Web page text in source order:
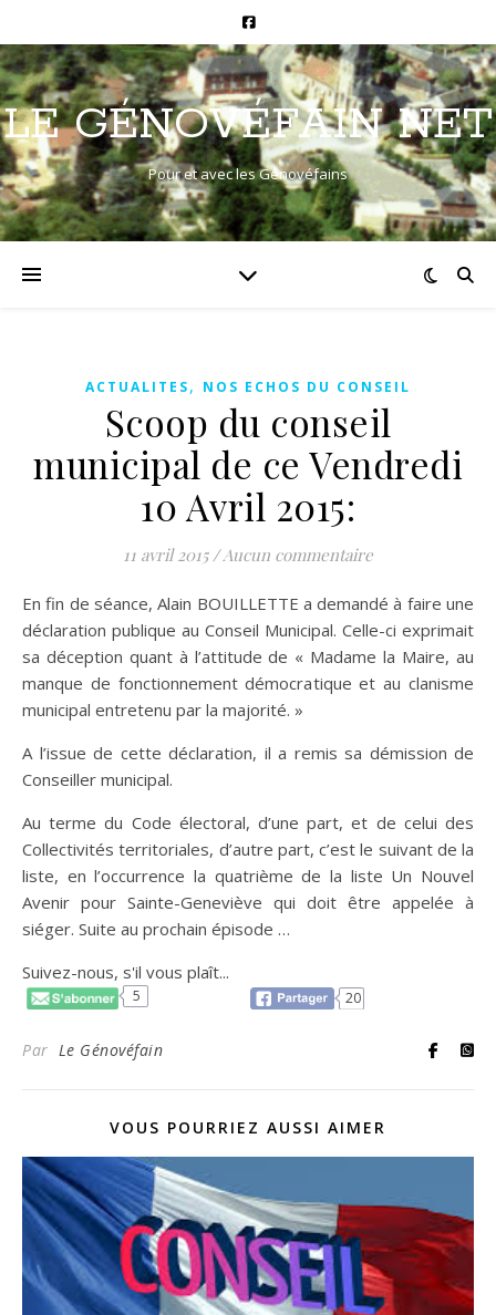
LE GÉNOVÉFAIN NET
Pour et avec les Génovéfains
ACTUALITES, NOS ECHOS DU CONSEIL
Scoop du conseil
municipal de ce Vendredi
10 Avril 2015:
11 avril 2015 /Aucun commentaire
En fin de séance, Alain BOUILLETTE a demandé à faire une
déclaration publique au Conseil Municipal. Celle-ci exprimait
sa déception quant à l’attitude de « Madame la Maire, au
manque de fonctionnement démocratique et au clanisme
municipal entretenu par la majorité. »
A l’issue de cette déclaration, il a remis sa démission de
Conseiller municipal.
Au terme du Code électoral, d’une part, et de celui des
Collectivités territoriales, d’autre part, c’est le suivant de la
liste, en l’occurrence la quatrième de la liste Un Nouvel
Avenir pour Sainte-Geneviève qui doit être appelée à
siéger. Suite au prochain épisode …
Suivez-nous, s'il vous plaît...
5 20
Par Le Génovéfain
VOUS POURRIEZ AUSSI AIMER